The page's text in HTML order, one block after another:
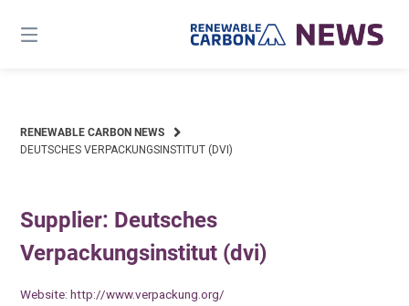
content
RENEWABLE CARBON NEWS
DEUTSCHES VERPACKUNGSINSTITUT (DVI)
Supplier: Deutsches
Verpackungsinstitut (dvi)
Website:http://www.verpackung.org/